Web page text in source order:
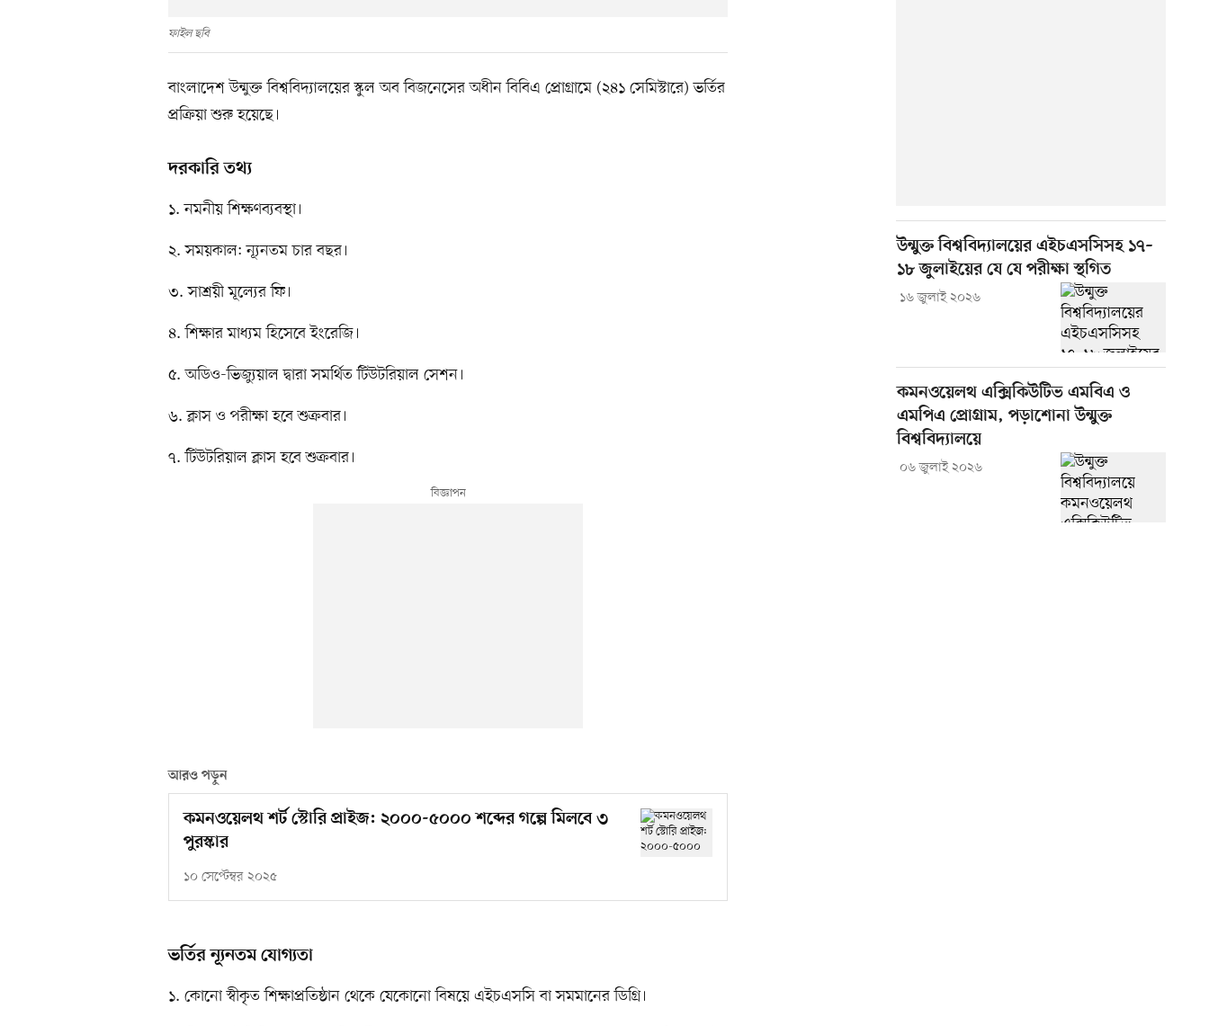
ফাইল ছবি
বাংলাদেশ উন্মুক্ত বিশ্ববিদ্যালয়ের স্কুল অব বিজনেসের অধীন বিবিএ প্রোগ্রামে (২৪১ সেমিস্টারে) ভর্তির
প্রক্রিয়া শুরু হয়েছে।
দরকারি তথ্য
১. নমনীয় শিক্ষণব্যবস্থা।
২. সময়কাল: ন্যূনতম চার বছর।
৩. সাশ্রয়ী মূল্যের ফি।
৪. শিক্ষার মাধ্যম হিসেবে ইংরেজি।
৫. অডিও-ভিজ্যুয়াল দ্বারা সমর্থিত টিউটরিয়াল সেশন।
৬. ক্লাস ও পরীক্ষা হবে শুক্রবার।
৭. টিউটরিয়াল ক্লাস হবে শুক্রবার।
আরও পড়ুন
কমনওয়েলথ শর্ট স্টোরি প্রাইজ: ২০০০-৫০০০ শব্দের গল্পে মিলবে ৩
পুরস্কার
১০ সেপ্টেম্বর ২০২৫
ভর্তির ন্যূনতম যোগ্যতা
১. কোনো স্বীকৃত শিক্ষাপ্রতিষ্ঠান থেকে যেকোনো বিষয়ে এইচএসসি বা সমমানের ডিগ্রি।
উন্মুক্ত বিশ্ববিদ্যালয়ের এইচএসসিসহ ১৭–
১৮ জুলাইয়ের যে যে পরীক্ষা স্থগিত
১৬ জুলাই ২০২৬
কমনওয়েলথ এক্সিকিউটিভ এমবিএ ও
এমপিএ প্রোগ্রাম, পড়াশোনা উন্মুক্ত
বিশ্ববিদ্যালয়ে
০৬ জুলাই ২০২৬